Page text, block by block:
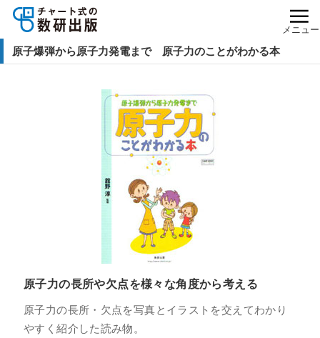
メニュー
原子爆弾から原子力発電まで 原子力のことがわかる本
原子力の長所や欠点を様々な角度から考える
原子力の長所・欠点を写真とイラストを交えてわかり
やすく紹介した読み物。